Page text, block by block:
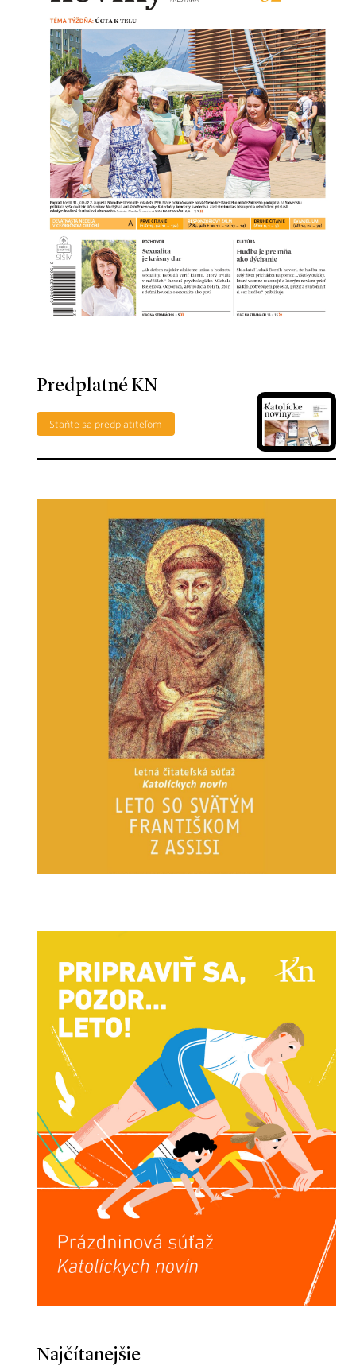
Predplatné KN
Staňte sa predplatiteľom
Najčítanejšie